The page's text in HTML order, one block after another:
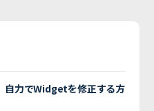
自力でWidgetを修正する方